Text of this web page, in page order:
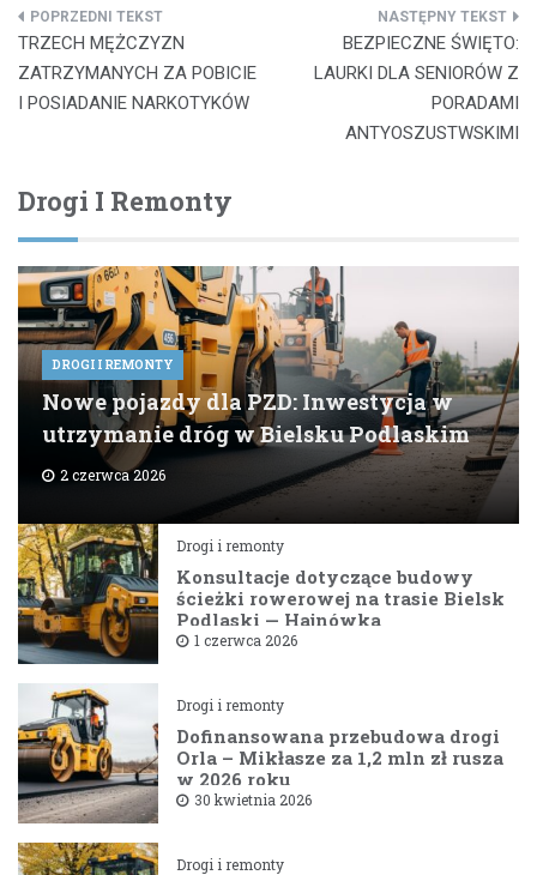
Nawigacja
wpisu
TRZECH MĘŻCZYZN
ZATRZYMANYCH ZA POBICIE
I POSIADANIE NARKOTYKÓW
BEZPIECZNE ŚWIĘTO:
LAURKI DLA SENIORÓW Z
PORADAMI
ANTYOSZUSTWSKIMI
Drogi I Remonty
DROGI I REMONTY
Nowe pojazdy dla PZD: Inwestycja w
utrzymanie dróg w Bielsku Podlaskim
2 czerwca 2026
Drogi i remonty
Konsultacje dotyczące budowy
ścieżki rowerowej na trasie Bielsk
Podlaski — Hajnówka
1 czerwca 2026
Drogi i remonty
Dofinansowana przebudowa drogi
Orla – Mikłasze za 1,2 mln zł rusza
w 2026 roku
30 kwietnia 2026
Drogi i remonty